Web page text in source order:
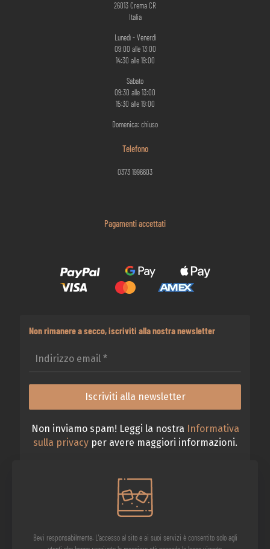
26013 Crema CR
Italia
Lunedì - Venerdì
09:00 alle 13:00
14:30 alle 19:00
Sabato
09:30 alle 13:00
15:30 alle 19:00
Domenica: chiuso
Telefono
0373 1996603
Pagamenti accettati
Non rimanere a secco, iscriviti alla nostra newsletter
Non inviamo spam! Leggi la nostra Informativa
sulla privacyper avere maggiori informazioni.
Bevi responsabilmente. L'accesso al sito e ai suoi servizi è consentito solo agli